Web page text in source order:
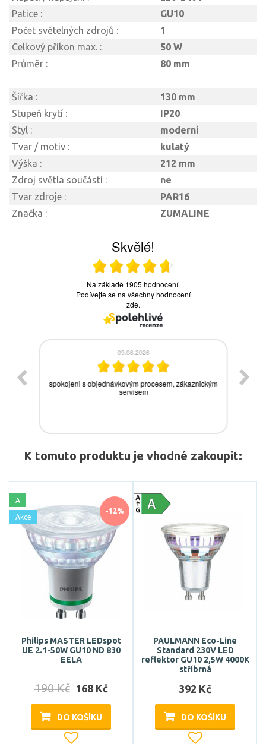
Patice :
GU10
Počet světelných zdrojů :
1
Celkový příkon max. :
50 W
Průměr :
80 mm
Šířka :
130 mm
Stupeň krytí :
IP20
Styl :
moderní
Tvar / motiv :
kulatý
Výška :
212 mm
Zdroj světla součástí :
ne
Tvar zdroje :
PAR16
Značka :
ZUMALINE
K tomuto produktu je vhodné zakoupit:
-12%
A
Akce
Philips MASTER LEDspot
UE 2.1-50W GU10 ND 830
EELA
190 Kč 168 Kč
DO KOŠÍKU
PAULMANN Eco-Line
Standard 230V LED
reflektor GU10 2,5W 4000K
stříbrná
392 Kč
DO KOŠÍKU